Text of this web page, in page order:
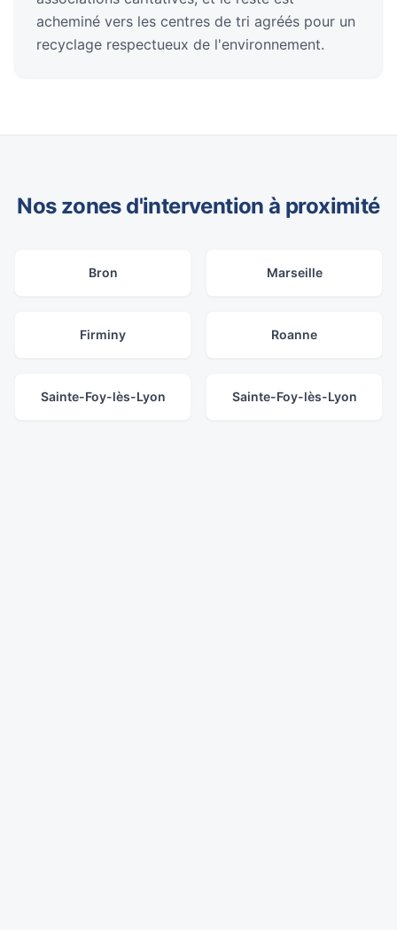
acheminé vers les centres de tri agréés pour un
recyclage respectueux de l'environnement.
Nos zones d'intervention à proximité
Bron Marseille
Firminy Roanne
Sainte-Foy-lès-Lyon Sainte-Foy-lès-Lyon